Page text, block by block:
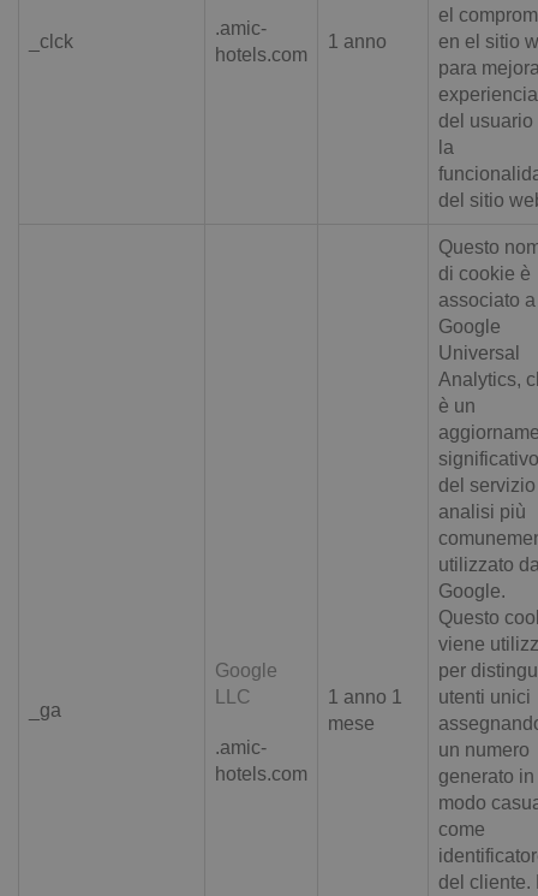
_clck
.amic-
hotels.com
1 anno
el
en el sitio
para
experiencia
del usuario
la
del sitio
_ga
Google
LLC
.amic-
hotels.com
1 anno 1
mese
Questo
di cookie è
associato a
Google
Universal
Analytics,
è un
significativo
del
analisi più
utilizzato
Google.
Questo
viene
per
utenti unici
un numero
generato in
modo
come
del cliente.